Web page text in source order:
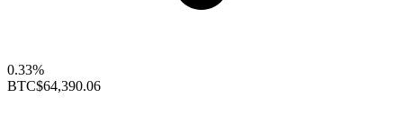
0.33%
BTC$64,390.06